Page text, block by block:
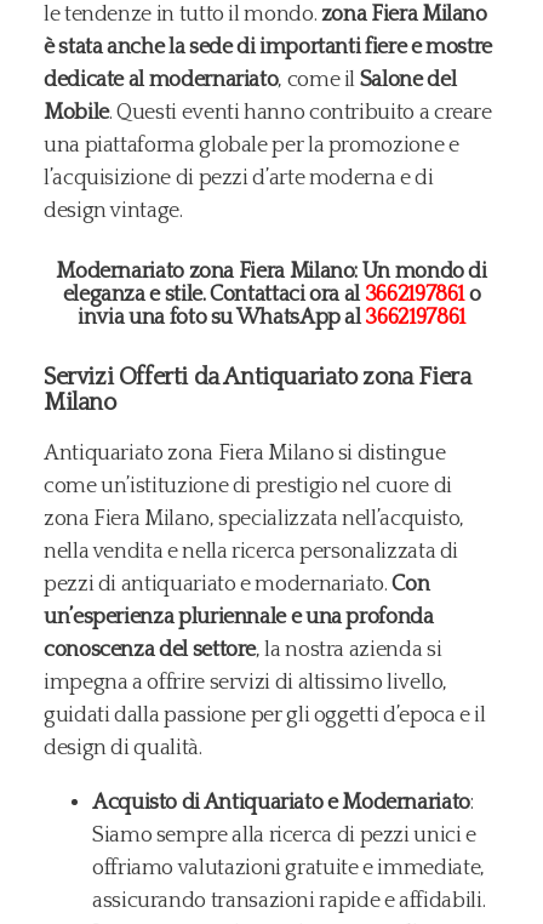
le tendenze in tutto il mondo. zona Fiera Milano
è stata anche la sede di importanti fiere e mostre
dedicate al modernariato, come il Salone del
Mobile. Questi eventi hanno contribuito a creare
una piattaforma globale per la promozione e
l’acquisizione di pezzi d’arte moderna e di
design vintage.
Modernariato zona Fiera Milano: Un mondo di
eleganza e stile. Contattaci ora al 3662197861o
invia una foto su WhatsApp al3662197861
Servizi Offerti da Antiquariato zona Fiera
Milano
Antiquariato zona Fiera Milano si distingue
come un’istituzione di prestigio nel cuore di
zona Fiera Milano, specializzata nell’acquisto,
nella vendita e nella ricerca personalizzata di
pezzi di antiquariato e modernariato.Con
un’esperienza pluriennale e una profonda
conoscenza del settore, la nostra azienda si
impegna a offrire servizi di altissimo livello,
guidati dalla passione per gli oggetti d’epoca e il
design di qualità.
Acquisto di Antiquariato e Modernariato:
Siamo sempre alla ricerca di pezzi unici e
offriamo valutazioni gratuite e immediate,
assicurando transazioni rapide e affidabili.